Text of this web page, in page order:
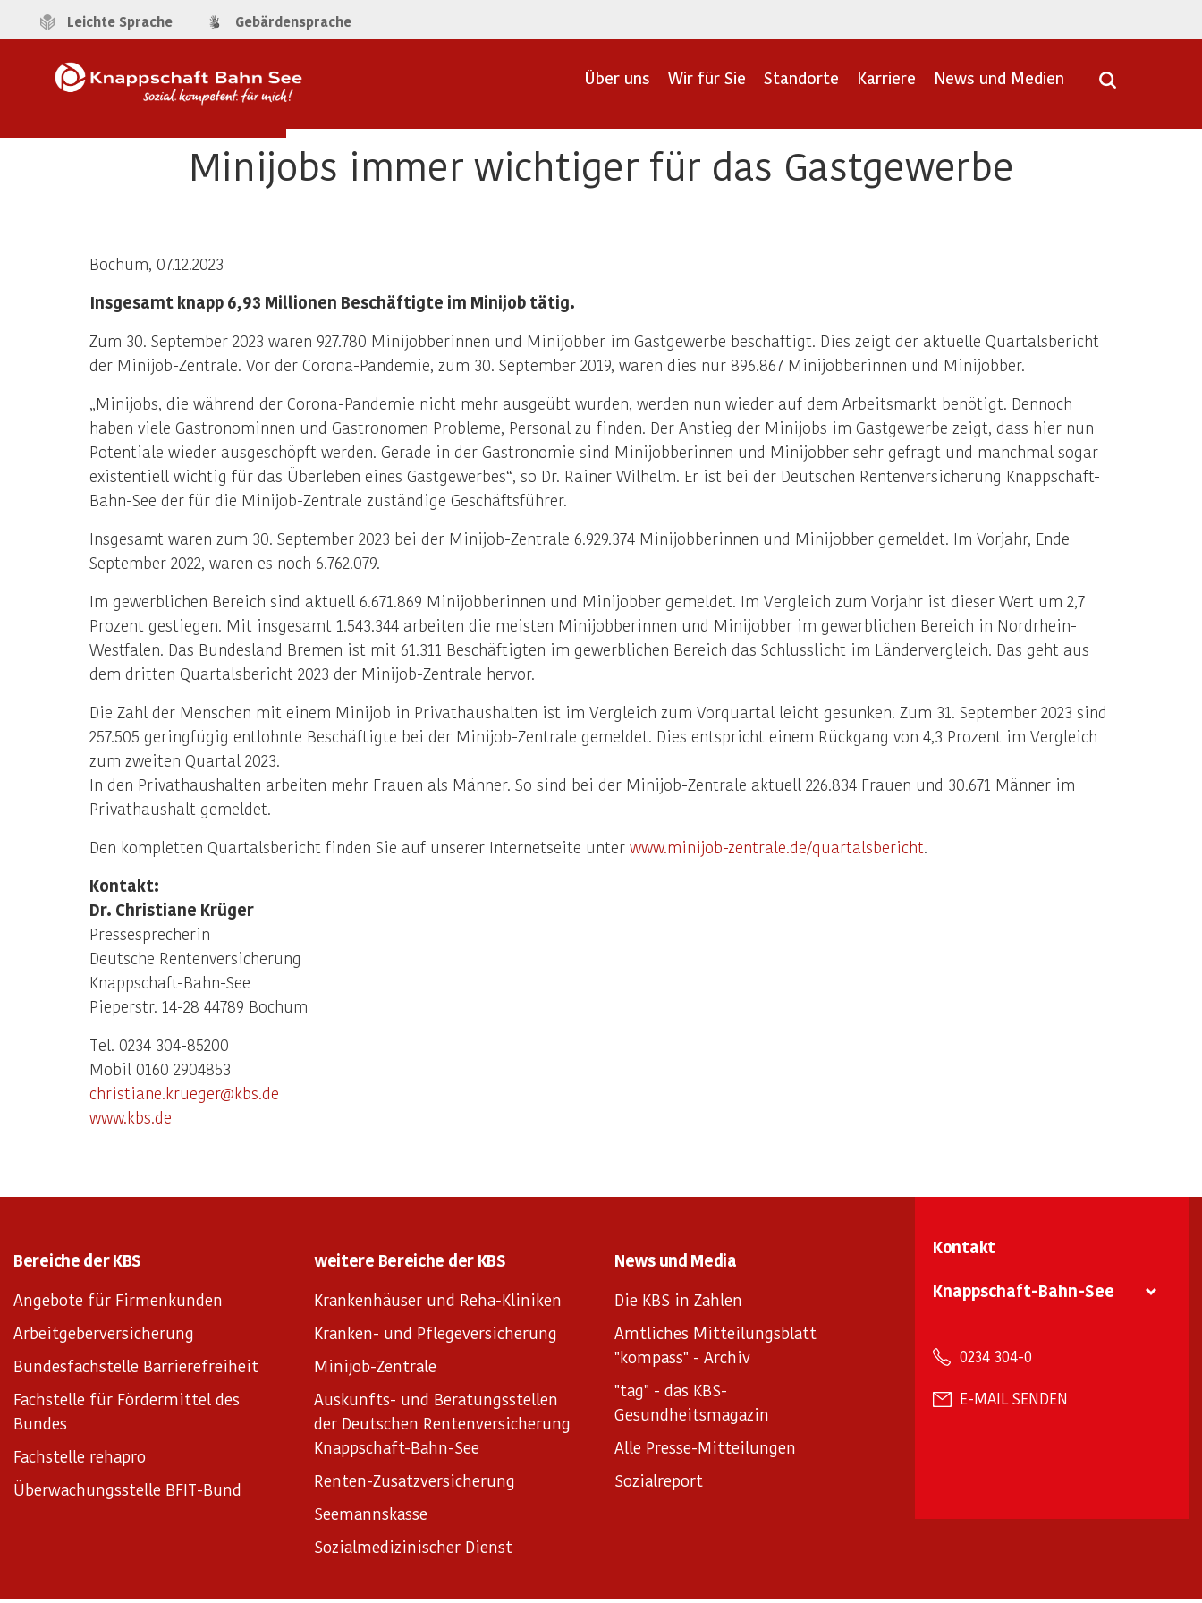
Leichte Sprache Gebärdensprache
Über uns Wir für Sie Standorte Karriere News und Medien
Minijobs immer wichtiger für das Gastgewerbe
Bochum, 07.12.2023
Insgesamt knapp 6,93 Millionen Beschäftigte im Minijob tätig.
Zum 30. September 2023 waren 927.780 Minijobberinnen und Minijobber im Gastgewerbe beschäftigt. Dies zeigt der aktuelle Quartalsbericht
der Minijob-Zentrale. Vor der Corona-Pandemie, zum 30. September 2019, waren dies nur 896.867 Minijobberinnen und Minijobber.
„Minijobs, die während der Corona-Pandemie nicht mehr ausgeübt wurden, werden nun wieder auf dem Arbeitsmarkt benötigt. Dennoch
haben viele Gastronominnen und Gastronomen Probleme, Personal zu finden. Der Anstieg der Minijobs im Gastgewerbe zeigt, dass hier nun
Potentiale wieder ausgeschöpft werden. Gerade in der Gastronomie sind Minijobberinnen und Minijobber sehr gefragt und manchmal sogar
existentiell wichtig für das Überleben eines Gastgewerbes“, so Dr. Rainer Wilhelm. Er ist bei der Deutschen Rentenversicherung Knappschaft-
Bahn-See der für die Minijob-Zentrale zuständige Geschäftsführer.
Insgesamt waren zum 30. September 2023 bei der Minijob-Zentrale 6.929.374 Minijobberinnen und Minijobber gemeldet. Im Vorjahr, Ende
September 2022, waren es noch 6.762.079.
Im gewerblichen Bereich sind aktuell 6.671.869 Minijobberinnen und Minijobber gemeldet. Im Vergleich zum Vorjahr ist dieser Wert um 2,7
Prozent gestiegen. Mit insgesamt 1.543.344 arbeiten die meisten Minijobberinnen und Minijobber im gewerblichen Bereich in Nordrhein-
Westfalen. Das Bundesland Bremen ist mit 61.311 Beschäftigten im gewerblichen Bereich das Schlusslicht im Ländervergleich. Das geht aus
dem dritten Quartalsbericht 2023 der Minijob-Zentrale hervor.
Die Zahl der Menschen mit einem Minijob in Privathaushalten ist im Vergleich zum Vorquartal leicht gesunken. Zum 31. September 2023 sind
257.505 geringfügig entlohnte Beschäftigte bei der Minijob-Zentrale gemeldet. Dies entspricht einem Rückgang von 4,3 Prozent im Vergleich
zum zweiten Quartal 2023.
In den Privathaushalten arbeiten mehr Frauen als Männer. So sind bei der Minijob-Zentrale aktuell 226.834 Frauen und 30.671 Männer im
Privathaushalt gemeldet.
Den kompletten Quartalsbericht finden Sie auf unserer Internetseite unter www.minijob-zentrale.de/quartalsbericht
Kontakt:
Dr. Christiane Krüger
Pressesprecherin
Deutsche Rentenversicherung
Knappschaft-Bahn-See
Pieperstr. 14-28 44789 Bochum
Tel. 0234 304-85200
Mobil 0160 2904853
christiane.krueger@kbs.de
www.kbs.de
Bereiche der KBS
Angebote für Firmenkunden
Arbeitgeberversicherung
Bundesfachstelle Barrierefreiheit
Fachstelle für Fördermittel des
Bundes
Fachstelle rehapro
Überwachungsstelle BFIT-Bund
weitere Bereiche der KBS
Krankenhäuser und Reha-Kliniken
Kranken- und Pflegeversicherung
Minijob-Zentrale
Auskunfts- und Beratungsstellen
der Deutschen Rentenversicherung
Knappschaft-Bahn-See
Renten-Zusatzversicherung
Seemannskasse
Sozialmedizinischer Dienst
News und Media
Die KBS in Zahlen
Amtliches Mitteilungsblatt
"kompass" - Archiv
"tag" - das KBS-
Gesundheitsmagazin
Alle Presse-Mitteilungen
Sozialreport
Kontakt
Knappschaft-Bahn-See
0234 304-0
E-MAIL SENDEN